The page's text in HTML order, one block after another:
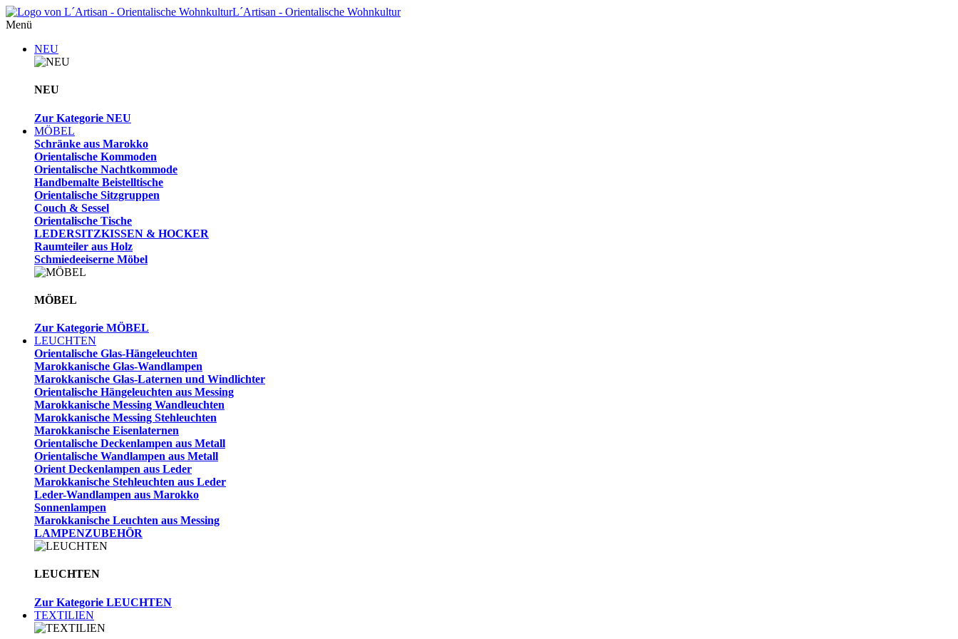
L´Artisan - Orientalische Wohnkultur
Menü
NEU
NEU
Zur Kategorie NEU
MÖBEL
Schränke aus Marokko
Orientalische Kommoden
Orientalische Nachtkommode
Handbemalte Beistelltische
Orientalische Sitzgruppen
Couch & Sessel
Orientalische Tische
LEDERSITZKISSEN & HOCKER
Raumteiler aus Holz
Schmiedeeiserne Möbel
MÖBEL
Zur Kategorie MÖBEL
LEUCHTEN
Orientalische Glas-Hängeleuchten
Marokkanische Glas-Wandlampen
Marokkanische Glas-Laternen und Windlichter
Orientalische Hängeleuchten aus Messing
Marokkanische Messing Wandleuchten
Marokkanische Messing Stehleuchten
Marokkanische Eisenlaternen
Orientalische Deckenlampen aus Metall
Orientalische Wandlampen aus Metall
Orient Deckenlampen aus Leder
Marokkanische Stehleuchten aus Leder
Leder-Wandlampen aus Marokko
Sonnenlampen
Marokkanische Leuchten aus Messing
LAMPENZUBEHÖR
LEUCHTEN
Zur Kategorie LEUCHTEN
TEXTILIEN